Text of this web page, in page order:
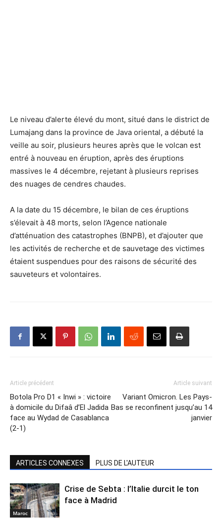
Le niveau d’alerte élevé du mont, situé dans le district de
Lumajang dans la province de Java oriental, a débuté la
veille au soir, plusieurs heures après que le volcan est
entré à nouveau en éruption, après des éruptions
massives le 4 décembre, rejetant à plusieurs reprises
des nuages de cendres chaudes.
A la date du 15 décembre, le bilan de ces éruptions
s’élevait à 48 morts, selon l’Agence nationale
d’atténuation des catastrophes (BNPB), et d’ajouter que
les activités de recherche et de sauvetage des victimes
étaient suspendues pour des raisons de sécurité des
sauveteurs et volontaires.
Article précédent
Botola Pro D1 « Inwi » : victoire
à domicile du Difaâ d’El Jadida
face au Wydad de Casablanca
(2-1)
Article suivant
Variant Omicron. Les Pays-
Bas se reconfinent jusqu’au 14
janvier
ARTICLES CONNEXES PLUS DE L'AUTEUR
Maroc
Crise de Sebta : l’Italie durcit le ton
face à Madrid